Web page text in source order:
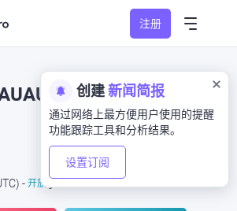
注册
创建新闻简报
通过网络上最方便用户使用的提醒
功能跟踪工具和分析结果。
设置订阅
XAU/AUD
) - 开放 于